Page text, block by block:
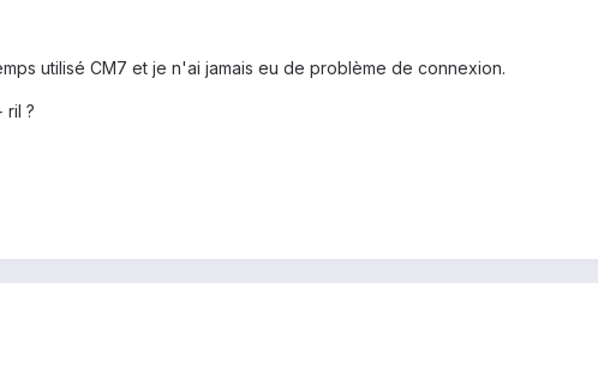
utilisé CM7 et je n'ai jamais eu de problème de connexion.
ril ?